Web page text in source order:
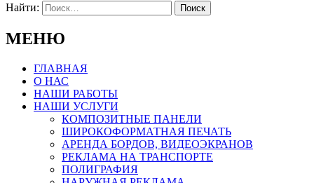
Найти:
МЕНЮ
ГЛАВНАЯ
О НАС
НАШИ РАБОТЫ
НАШИ УСЛУГИ
КОМПОЗИТНЫЕ ПАНЕЛИ
ШИРОКОФОРМАТНАЯ ПЕЧАТЬ
АРЕНДА БОРДОВ, ВИДЕОЭКРАНОВ
РЕКЛАМА НА ТРАНСПОРТЕ
ПОЛИГРАФИЯ